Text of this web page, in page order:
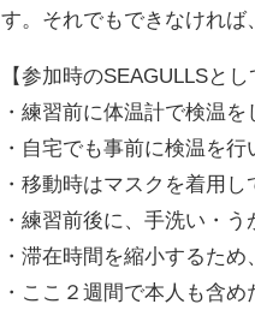
す。それでもできなければ
【参加時のSEAGULLSと
・練習前に体温計で検温
・自宅でも事前に検温を
・移動時はマスクを着用し
・練習前後に、手洗い・
・滞在時間を縮小するた
・ここ２週間で本人も含